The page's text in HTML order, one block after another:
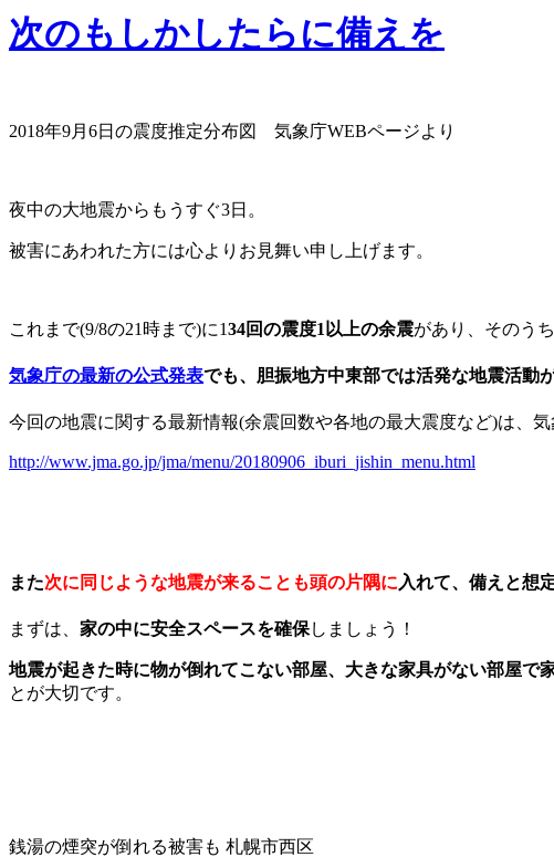
次のもしかしたらに備えを
2018年9月6日の震度推定分布図 気象庁WEBページより
夜中の大地震からもうすぐ3日。
被害にあわれた方には心よりお見舞い申し上げます。
これまで(9/8の21時まで)に134回の震度1以上の余震があり、そのうち
気象庁の最新の公式発表でも、胆振地方中東部では活発な地震活動
今回の地震に関する最新情報(余震回数や各地の最大震度など)は、
http://www.jma.go.jp/jma/menu/20180906_iburi_jishin_menu.html
また次に同じような地震が来ることも頭の片隅に 入れて、備えと想
まずは、 家の中に安全スペースを確保しましょう！
地震が起きた時に物が倒れてこない部屋、大きな家具がない部屋で
とが大切です。
銭湯の煙突が倒れる被害も 札幌市西区